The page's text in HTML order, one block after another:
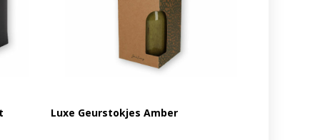
Luxe Geurstokjes Amber